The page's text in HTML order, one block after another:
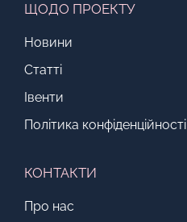
ЩОДО ПРОЕКТУ
Новини
Статті
Івенти
Політика конфіденційності
КОНТАКТИ
Про нас